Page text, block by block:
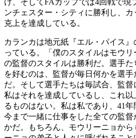
ンチェスター・シティに勝利し、
克上を達成している。
カランカは地元紙『エル・パイス
っている。「僕のスタイルはモウ
の監督のスタイルは勝利だ。選手た
を好むのは、監督が毎日何かを選
だ。そして選手たちは毎試合、監督
私はそれを達成しているし、これ
るものはない。私は私であり、41年
今まで一緒に仕事をした全ての監
かだ。もちろん、モウリーニョから